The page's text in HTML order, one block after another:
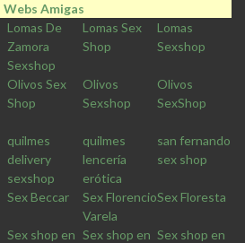
Webs Amigas
Lomas De
Zamora
Sexshop
Lomas Sex
Shop
Lomas
Sexshop
Olivos Sex
Shop
Olivos
Sexshop
Olivos
SexShop
quilmes
delivery
sexshop
quilmes
lencería
erótica
san fernando
sex shop
Sex Beccar
Sex Florencio
Varela
Sex Floresta
Sex shop en Sex shop en Sex shop en